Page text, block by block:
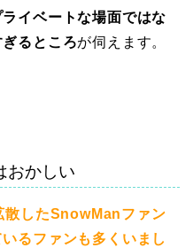
ライベートな場面ではな
るところが伺えます。
おかしい
散したSnowManファン
るファンも多くいまし